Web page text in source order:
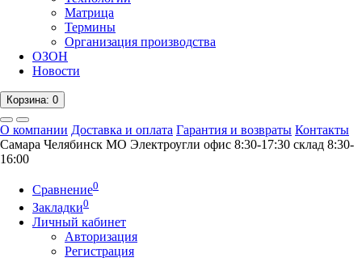
Матрица
Термины
Организация производства
ОЗОН
Новости
Корзина: 0
О компании Доставка и оплата Гарантия и возвраты Контакты
Самара Челябинск МO Электроугли офис 8:30-17:30 склад 8:30-
16:00
Сравнение0
Закладки0
Личный кабинет
Авторизация
Регистрация